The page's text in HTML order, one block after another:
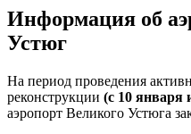
Информация об
Устюг
На период проведения
реконструкции (с 10 января
аэропорт Великого Устюга